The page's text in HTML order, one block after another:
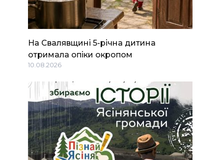
На Свалявщині 5-річна дитина
отримала опіки окропом
10.08.2026